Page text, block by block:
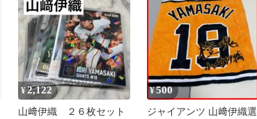
¥2,122
山﨑伊織 ２６枚セット
¥500
ジャイアンツ 山﨑伊織選